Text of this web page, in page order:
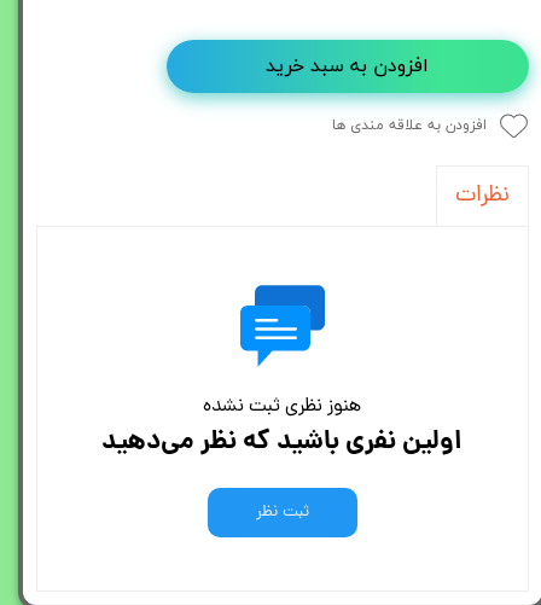
افزودن به سبد خرید
افزودن به علاقه مندی ها
نظرات
هنوز نظری ثبت نشده
اولین نفری باشید که نظر می‌دهید
ثبت نظر